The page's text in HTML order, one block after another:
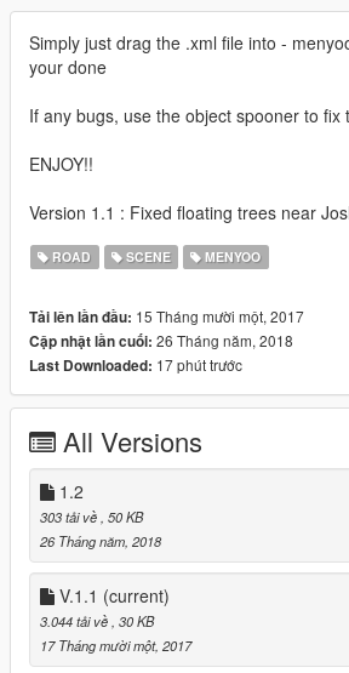
Simply just drag the .xml file into -
your done
If any bugs, use the object spooner to fix
ENJOY!!
Version 1.1 : Fixed floating trees near
ROAD SCENE MENYOO
Tải lên lần đầu: 15 Tháng mười một, 2017
Cập nhật lần cuối: 26 Tháng năm, 2018
Last Downloaded: 17 phút trước
All Versions
1.2
303 tải về , 50 KB
26 Tháng năm, 2018
V.1.1 (current)
3.044 tải về , 30 KB
17 Tháng mười một, 2017